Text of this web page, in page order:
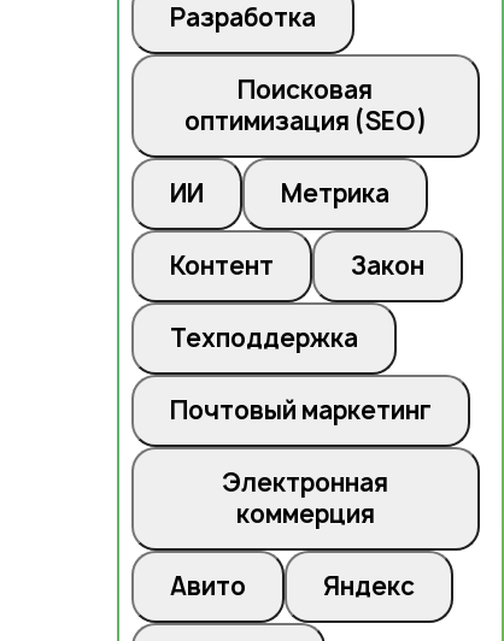
Разработка
Поисковая
оптимизация (SEO)
ИИ Метрика
Контент Закон
Техподдержка
Почтовый маркетинг
Электронная
коммерция
Авито Яндекс